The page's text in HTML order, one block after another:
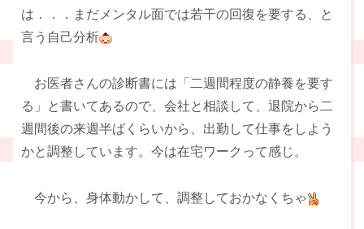
は．．．まだメンタル面では若干の回復を要する、と
言う自己分析
お医者さんの診断書には「二週間程度の静養を要す
る」と書いてあるので、会社と相談して、退院から二
週間後の来週半ばくらいから、出勤して仕事をしよう
かと調整しています。今は在宅ワークって感じ。
今から、身体動かして、調整しておかなくちゃ